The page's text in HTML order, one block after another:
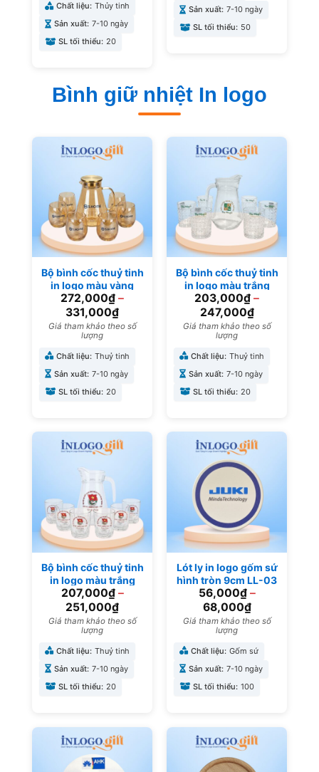
Chất liệu: Thủy tinh
Sản xuất: 7-10 ngày
SL tối thiểu: 20
Sản xuất: 7-10 ngày
SL tối thiểu: 50
Bình giữ nhiệt In logo
Bộ bình cốc thuỷ tinh
in logo màu vàng
BBL-08
272,000₫ –
331,000₫
Giá tham khảo theo số
lượng
Chất liệu: Thuỷ tinh
Sản xuất: 7-10 ngày
SL tối thiểu: 20
Bộ bình cốc thuỷ tinh
in logo màu trắng
trong suốt BBL-07
203,000₫ –
247,000₫
Giá tham khảo theo số
lượng
Chất liệu: Thuỷ tinh
Sản xuất: 7-10 ngày
SL tối thiểu: 20
Bộ bình cốc thuỷ tinh
in logo màu trắng
trong suốt làm quà
tặng đại hội BBL-06
207,000₫–
251,000₫
Giá tham khảo theo số
lượng
Chất liệu: Thuỷ tinh
Sản xuất: 7-10 ngày
SL tối thiểu: 20
Lót ly in logo gốm sứ
hình tròn 9cm LL-03
56,000₫–
68,000₫
Giá tham khảo theo số
lượng
Chất liệu: Gốm sứ
Sản xuất: 7-10 ngày
SL tối thiểu: 100